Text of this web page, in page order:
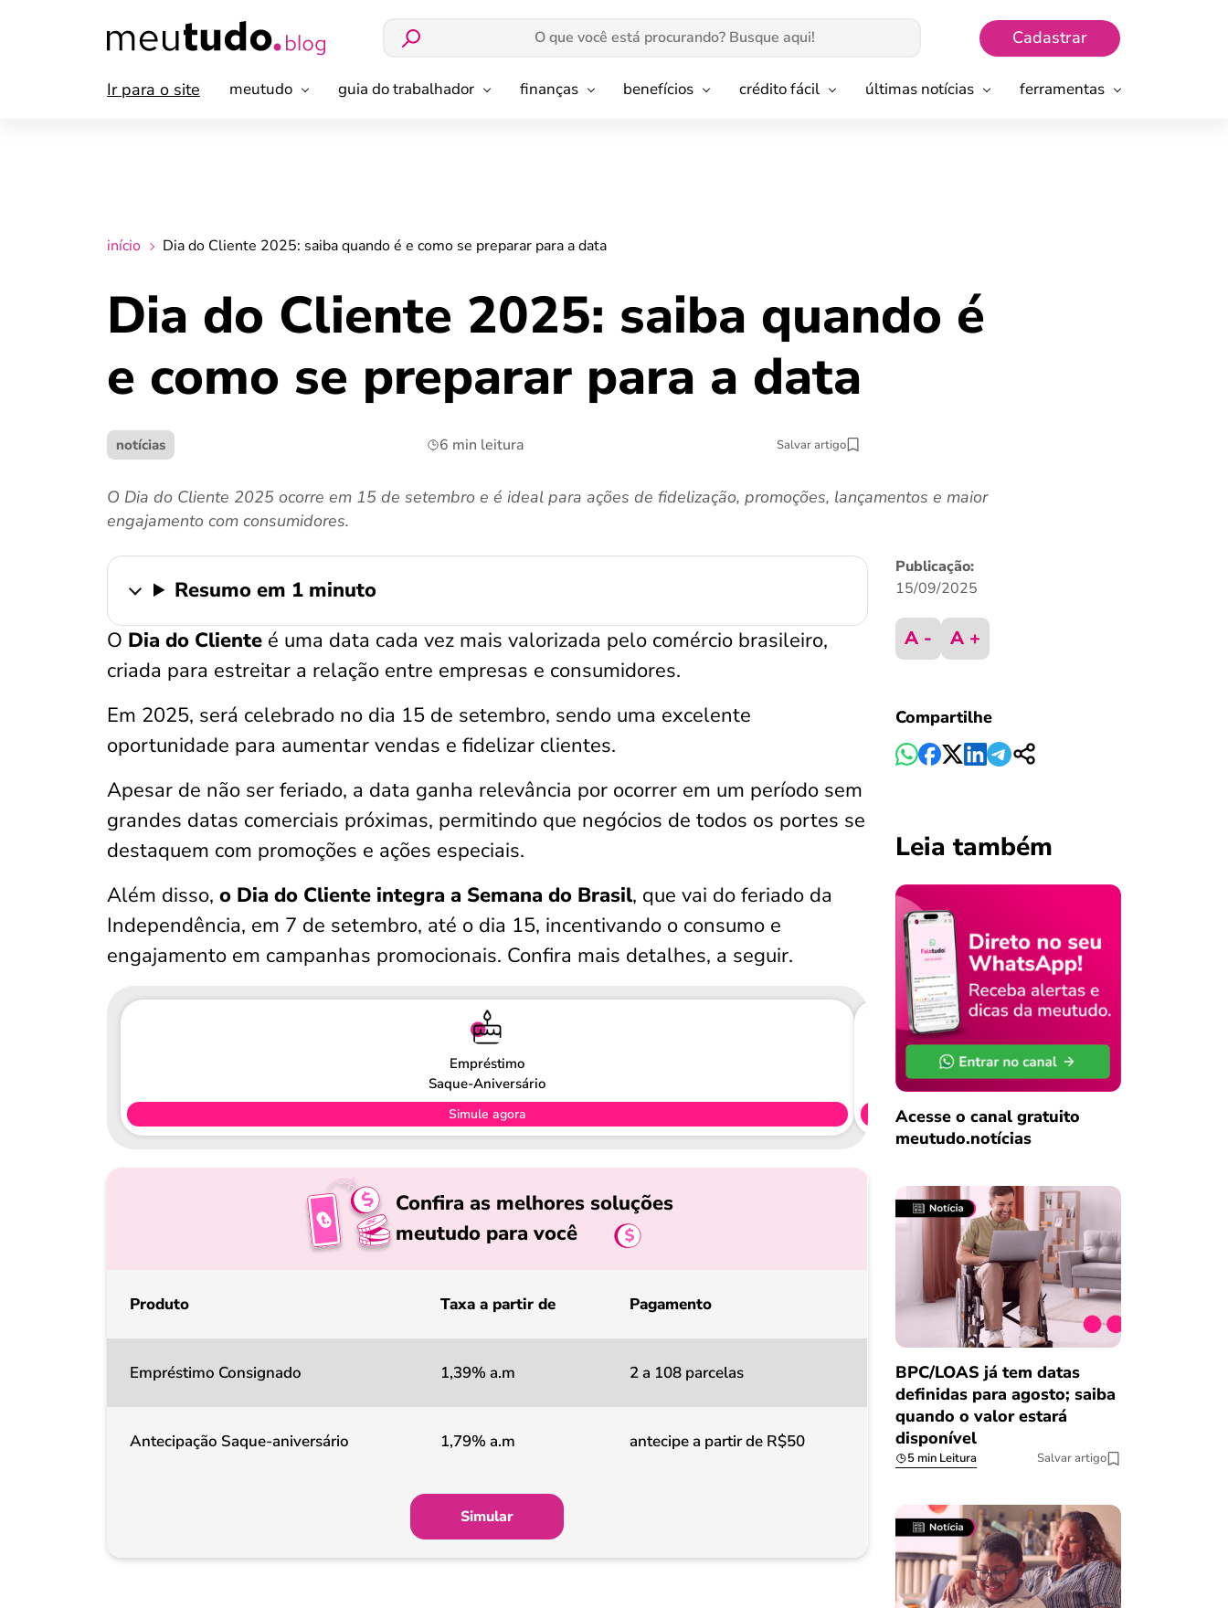
Cadastrar
Ir para o site meutudo guia do trabalhador finanças benefícios crédito fácil últimas notícias ferramentas
início Dia do Cliente 2025: saiba quando é e como se preparar para a data
Dia do Cliente 2025: saiba quando é
e como se preparar para a data
notícias 6 min leitura Salvar artigo
O Dia do Cliente 2025 ocorre em 15 de setembro e é ideal para ações de fidelização, promoções, lançamentos e maior
engajamento com consumidores.
Resumo em 1 minuto
O Dia do Cliente é uma data cada vez mais valorizada pelo comércio brasileiro,
criada para estreitar a relação entre empresas e consumidores.
Em 2025, será celebrado no dia 15 de setembro, sendo uma excelente
oportunidade para aumentar vendas e fidelizar clientes.
Apesar de não ser feriado, a data ganha relevância por ocorrer em um período sem
grandes datas comerciais próximas, permitindo que negócios de todos os portes se
destaquem com promoções e ações especiais.
Além disso, o Dia do Cliente integra a Semana do Brasil, que vai do feriado da
Independência, em 7 de setembro, até o dia 15, incentivando o consumo e
engajamento em campanhas promocionais. Confira mais detalhes, a seguir.
Empréstimo
Saque-Aniversário
Simule agora
Confira as melhores soluções
meutudo para você
Produto Taxa a partir de Pagamento
Empréstimo Consignado 1,39% a.m 2 a 108 parcelas
Antecipação Saque-aniversário 1,79% a.m antecipe a partir de R$50
Simular
Publicação:
15/09/2025
A - A +
Compartilhe
Leia também
Acesse o canal gratuito
meutudo.notícias
BPC/LOAS já tem datas
definidas para agosto; saiba
quando o valor estará
disponível
5 min Leitura Salvar artigo